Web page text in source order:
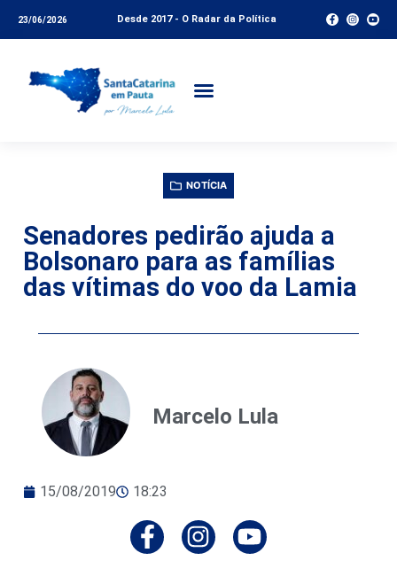
23/06/2026 Desde 2017 - O Radar da Política
NOTÍCIA
Senadores pedirão ajuda a
Bolsonaro para as famílias
das vítimas do voo da Lamia
Marcelo Lula
15/08/2019 18:23